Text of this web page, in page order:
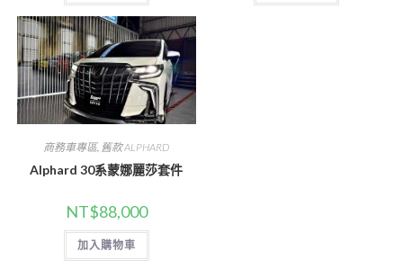
商務車專區, 舊款 ALPHARD
Alphard 30系蒙娜麗莎套件
NT$88,000
加入購物車